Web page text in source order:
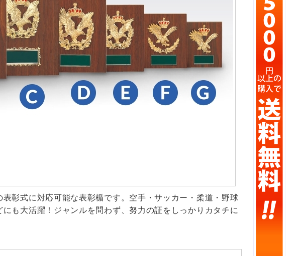
彰式に対応可能な表彰楯です。空手・サッカー・柔道・野球
も大活躍！ジャンルを問わず、努力の証をしっかりカタチに